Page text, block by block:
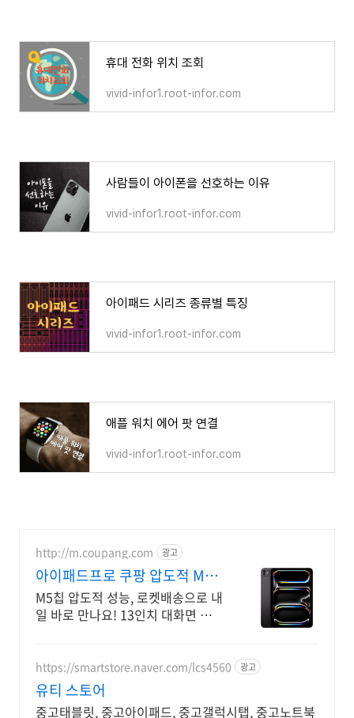
휴대 전화 위치 조회
vivid-infor1.root-infor.com
사람들이 아이폰을 선호하는 이유
vivid-infor1.root-infor.com
아이패드 시리즈 종류별 특징
vivid-infor1.root-infor.com
애플 워치 에어 팟 연결
vivid-infor1.root-infor.com
http://m.coupang.com 광고
아이패드프로 쿠팡 압도적 M5
성능
M5칩 압도적 성능, 로켓배송으로 내
일 바로 만나요! 13인치 대화면 텐덤
https://smartstore.naver.com/lcs4560 광고
유티 스토어
중고태블릿, 중고아이패드, 중고갤럭시탭, 중고노트북